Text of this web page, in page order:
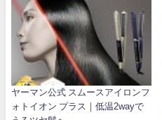
ヤーマン公式 スムースアイロンフ
ォトイオン プラス｜低温2wayで